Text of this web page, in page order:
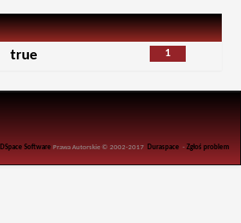
1
true
DSpace Software Prawa Autorskie © 2002-2017 Duraspace -Zgłoś problem